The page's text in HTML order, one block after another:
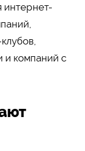
интернет-
и компаний с